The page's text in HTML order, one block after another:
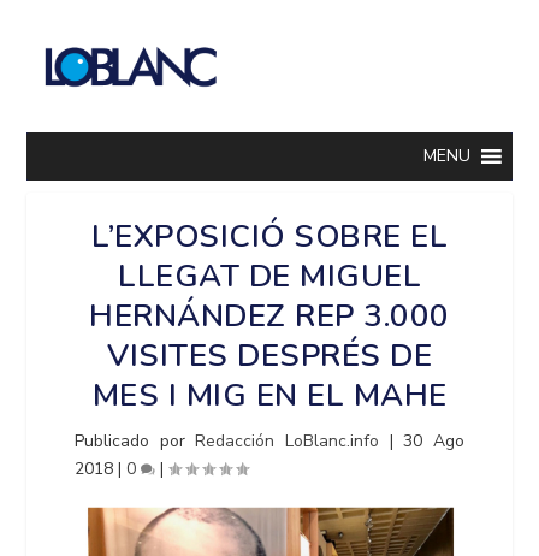
MENU
L’EXPOSICIÓ SOBRE EL
LLEGAT DE MIGUEL
HERNÁNDEZ REP 3.000
VISITES DESPRÉS DE
MES I MIG EN EL MAHE
Publicado porRedacción LoBlanc.info |30 Ago
2018 |0 |